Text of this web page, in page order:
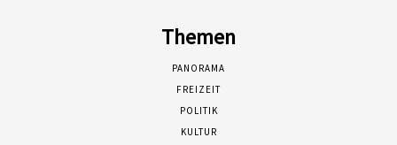
Themen
PANORAMA
FREIZEIT
POLITIK
KULTUR